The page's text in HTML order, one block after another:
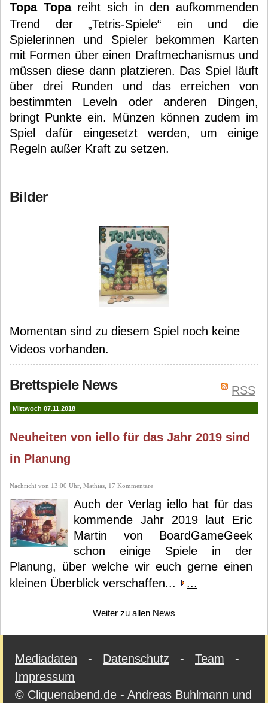
Topa Topareiht sich in den aufkommenden
Trend der „Tetris-Spiele“ ein und die
Spielerinnen und Spieler bekommen Karten
mit Formen über einen Draftmechanismus und
müssen diese dann platzieren. Das Spiel läuft
über drei Runden und das erreichen von
bestimmten Leveln oder anderen Dingen,
bringt Punkte ein. Münzen können zudem im
Spiel dafür eingesetzt werden, um einige
Regeln außer Kraft zu setzen.
Bilder
Momentan sind zu diesem Spiel noch keine
Videos vorhanden.
RSS
Brettspiele News
Mittwoch 07.11.2018
Neuheiten von iello für das Jahr 2019 sind
in Planung
Nachricht von 13:00 Uhr, Mathias, 17 Kommentare
Auch der Verlag iello hat für das
kommende Jahr 2019 laut Eric
Martin von BoardGameGeek
schon einige Spiele in der
Planung, über welche wir euch gerne einen
kleinen Überblick verschaffen...
...
Weiter zu allen News
Mediadaten - Datenschutz - Team -
Impressum
© Cliquenabend.de - Andreas Buhlmann und